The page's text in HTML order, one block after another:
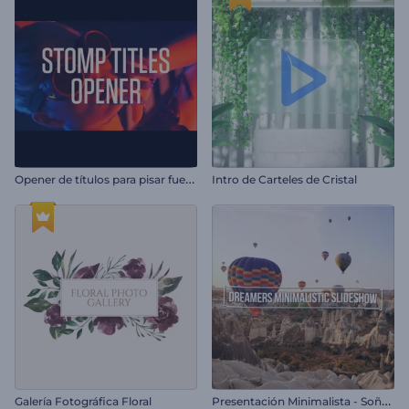
O
pener de títulos para pisar fuerte Intro de Carteles de Cristal
Galería Fotográfica Floral P
resentación Minimalista - Soñadores